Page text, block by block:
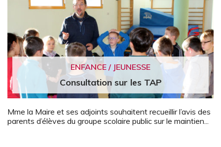
ENFANCE / JEUNESSE
Consultation sur les TAP
Mme la Maire et ses adjoints souhaitent recueillir l’avis des
parents d’élèves du groupe scolaire public sur le maintien...